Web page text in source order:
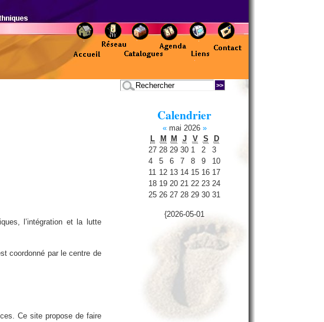
l’intégration et la lutte
coordonné par le centre de
Ce site propose de faire
Calendrier
«mai 2026 »
L
M M J V S
D
27 28 29 30 1 2
3
4
5 6 7 8 9
10
11 12 13 14 15 16 17
18 19 20 21 22 23 24
25 26 27 28 29 30 31
{2026-05-01